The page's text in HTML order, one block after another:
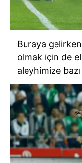
Buraya
olmak için de
aleyhimize